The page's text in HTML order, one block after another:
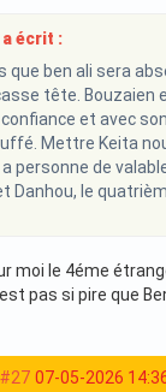
écrit :
que ben ali sera
tête. Bouzaien
et avec
Mettre Keita
personne de
Danhou, le
moi le 4éme
pas si pire que
#27 07-05-2026